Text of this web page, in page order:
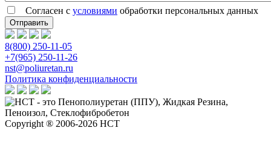
Согласен с условиями обработки персональных данных
8(800) 250-11-05
+7(965) 250-11-26
nst@poliuretan.ru
Политика конфиденциальности
Copyright ® 2006-2026 НСТ